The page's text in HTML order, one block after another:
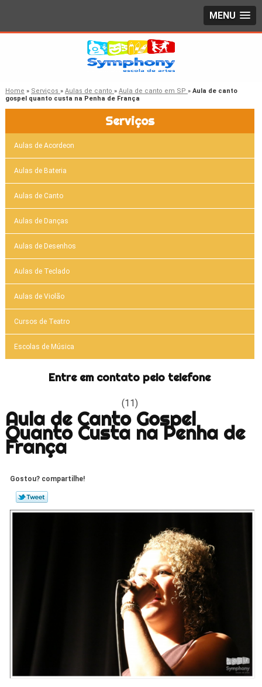
MENU
Home » Serviços » Aulas de canto » Aula de canto em SP » Aula de canto
gospel quanto custa na Penha de França
Serviços
Aulas de Acordeon
Aulas de Bateria
Aulas de Canto
Aulas de Danças
Aulas de Desenhos
Aulas de Teclado
Aulas de Violão
Cursos de Teatro
Escolas de Música
Entre em contato pelo telefone
(11)
Aula de Canto Gospel
Quanto Custa na Penha de
França
Gostou? compartilhe!